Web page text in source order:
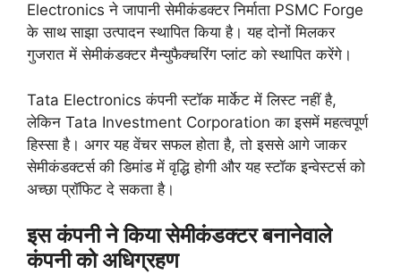
Electronics ने जापानी सेमीकंडक्टर निर्माता PSMC Forge
के साथ साझा उत्पादन स्थापित किया है। यह दोनों मिलकर
गुजरात में सेमीकंडक्टर मैन्युफैक्चरिंग प्लांट को स्थापित करेंगे।
Tata Electronics कंपनी स्टॉक मार्केट में लिस्ट नहीं है,
लेकिन Tata Investment Corporation का इसमें महत्वपूर्ण
हिस्सा है। अगर यह वेंचर सफल होता है, तो इससे आगे जाकर
सेमीकंडक्टर्स की डिमांड में वृद्धि होगी और यह स्टॉक इन्वेस्टर्स को
अच्छा प्रॉफिट दे सकता है।
इस कंपनी ने किया सेमीकंडक्टर बनानेवाले
कंपनी को अधिग्रहण